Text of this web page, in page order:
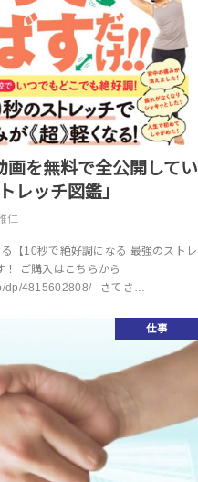
画を無料で全公開してい
レッチ図鑑」
仁
【10秒で絶好調になる 最強のストレ
！ ご購入はこちらから
dp/4815602808/ さてさ…
仕事